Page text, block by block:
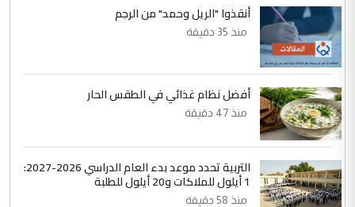
عبد الأمير جاسم هليل
التعليق : نحن اباء الطلاب الأوائل على العراق
نتشرف بلقاء السيد احمد الصافي في العتبات
الحسنية لزرع ...
الموضوع :
مكتب السيد احمد الصافي : لا يوجود
لدينا اي حساب على الفيس بوك وتويتر
أنقذوا "الريل وحمد" من الرجم
منذ 35 دقيقة
أفضل نظام غذائي في الطقس الحار
منذ 47 دقيقة
التربية تحدد موعد بدء العام الدراسي 2026-2027:
1 أيلول للملاكات و20 أيلول للطلبة
منذ 58 دقيقة